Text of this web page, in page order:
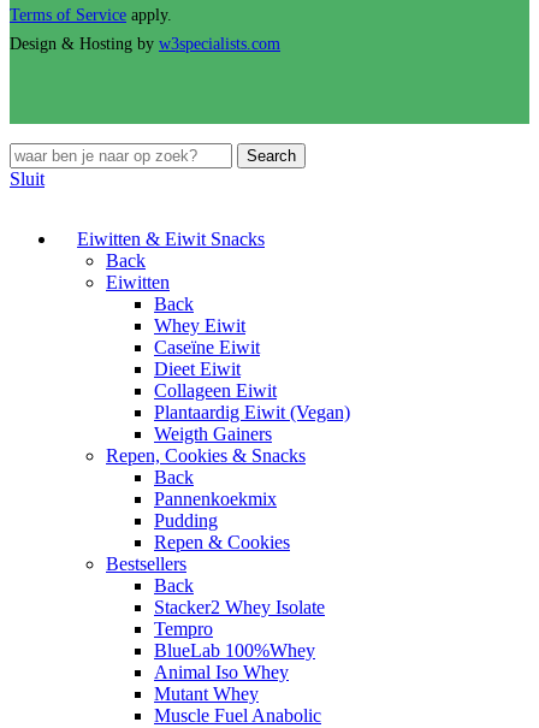
Terms of Service apply.
Design & Hosting by w3specialists.com
Search
Sluit
Eiwitten & Eiwit Snacks
Back
Eiwitten
Back
Whey Eiwit
Caseïne Eiwit
Dieet Eiwit
Collageen Eiwit
Plantaardig Eiwit (Vegan)
Weigth Gainers
Repen, Cookies & Snacks
Back
Pannenkoekmix
Pudding
Repen & Cookies
Bestsellers
Back
Stacker2 Whey Isolate
Tempro
BlueLab 100%Whey
Animal Iso Whey
Mutant Whey
Muscle Fuel Anabolic